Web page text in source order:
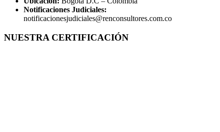
Notificaciones Judiciales:
notificacionesjudiciales@renconsultores.com.co
NUESTRA CERTIFICACIÓN